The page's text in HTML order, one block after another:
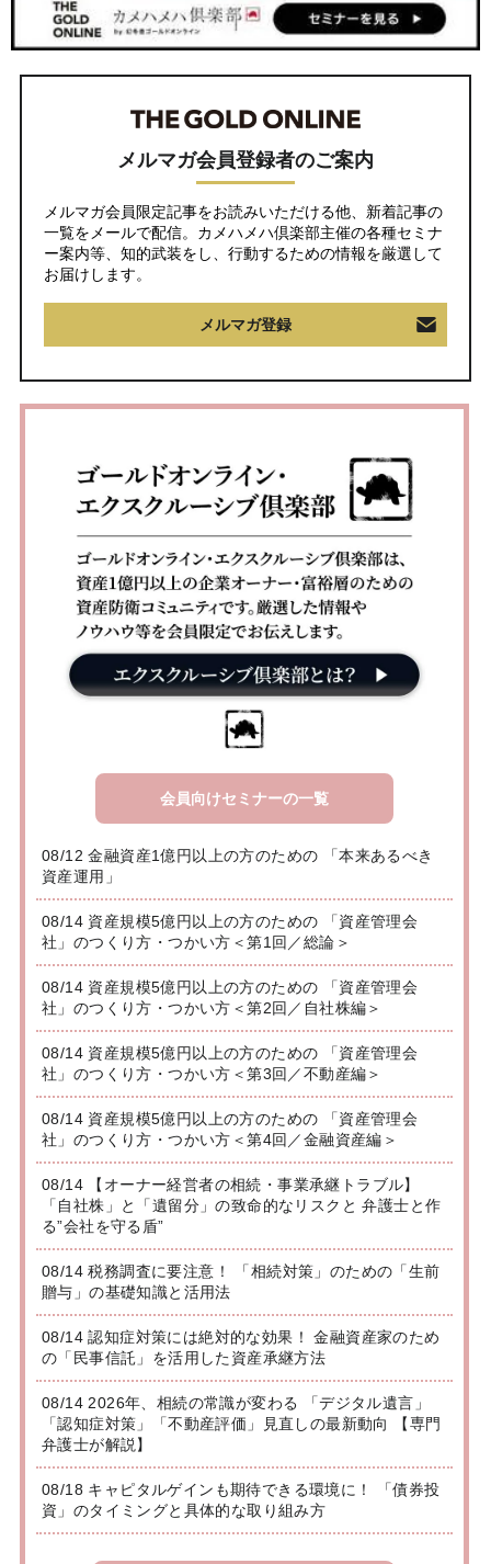
メルマガ会員登録者のご案内
メルマガ会員限定記事をお読みいただける他、新着記事の
一覧をメールで配信。カメハメハ倶楽部主催の各種セミナ
ー案内等、知的武装をし、行動するための情報を厳選して
お届けします。
メルマガ登録
会員向けセミナーの一覧
08/12 金融資産1億円以上の方のための 「本来あるべき
資産運用」
08/14 資産規模5億円以上の方のための 「資産管理会
社」のつくり方・つかい方＜第1回／総論＞
08/14 資産規模5億円以上の方のための 「資産管理会
社」のつくり方・つかい方＜第2回／自社株編＞
08/14 資産規模5億円以上の方のための 「資産管理会
社」のつくり方・つかい方＜第3回／不動産編＞
08/14 資産規模5億円以上の方のための 「資産管理会
社」のつくり方・つかい方＜第4回／金融資産編＞
08/14 【オーナー経営者の相続・事業承継トラブル】
「自社株」と「遺留分」の致命的なリスクと 弁護士と作
る”会社を守る盾”
08/14 税務調査に要注意！ 「相続対策」のための「生前
贈与」の基礎知識と活用法
08/14 認知症対策には絶対的な効果！ 金融資産家のため
の「民事信託」を活用した資産承継方法
08/14 2026年、相続の常識が変わる 「デジタル遺言」
「認知症対策」「不動産評価」見直しの最新動向 【専門
弁護士が解説】
08/18 キャピタルゲインも期待できる環境に！ 「債券投
資」のタイミングと具体的な取り組み方